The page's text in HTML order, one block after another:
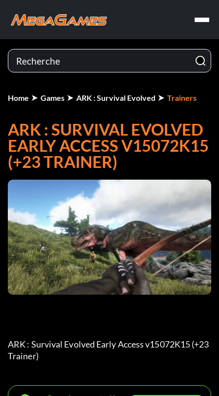
Home Games ARK : Survival Evolved Trainers
ARK : SURVIVAL EVOLVED
EARLY ACCESS V15072K15
(+23 TRAINER)
ARK : Survival Evolved Early Access v15072K15 (+23
Trainer)